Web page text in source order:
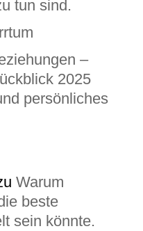
tun sind.
–
2025
persönliches
Warum
beste
sein könnte.